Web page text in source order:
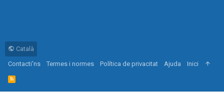
Català
Contacti'ns
Termes i normes Política de privacitat Ajuda Inici
R
S
S